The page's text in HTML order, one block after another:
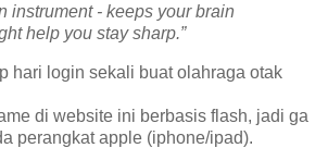
instrument - keeps your brain
help you stay sharp.”
hari login sekali buat olahraga otak
di website ini berbasis flash, jadi ga
perangkat apple (iphone/ipad).